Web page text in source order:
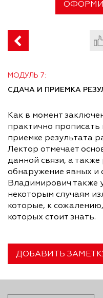
МОДУЛЬ 7:
СДАЧА И ПРИЕМКА
Как в момент
практично прописать
приемке результата
Лектор отмечает
данной связи, а также
обнаружение явных и
Владимирович также
некоторым случаям
которые, к
которых стоит знать.
ДОБАВИТЬ